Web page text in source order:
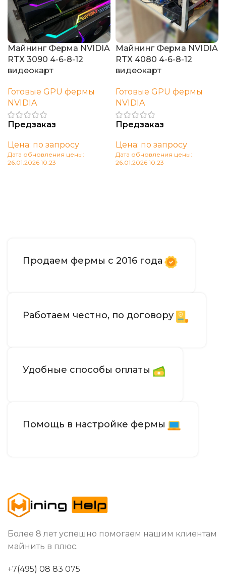
Майнинг Ферма NVIDIA
RTX 3090 4-6-8-12
видеокарт
Готовые GPU фермы
NVIDIA
Предзаказ
Цена: по запросу
Дата обновления цены:
26.01.2026 10:23
Майнинг Ферма NVIDIA
RTX 4080 4-6-8-12
видеокарт
Готовые GPU фермы
NVIDIA
Предзаказ
Цена: по запросу
Дата обновления цены:
26.01.2026 10:23
Продаем фермы с 2016 года
Работаем честно, по договору
Удобные способы оплаты
Помощь в настройке фермы
Более 8 лет успешно помогаем нашим клиентам
майнить в плюс.
+7(495) 08 83 075